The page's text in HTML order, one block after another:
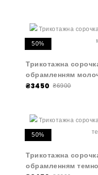
50%
Трикотажна
обрамленням
₴3450 ₴6900
50%
Трикотажна
обрамленням